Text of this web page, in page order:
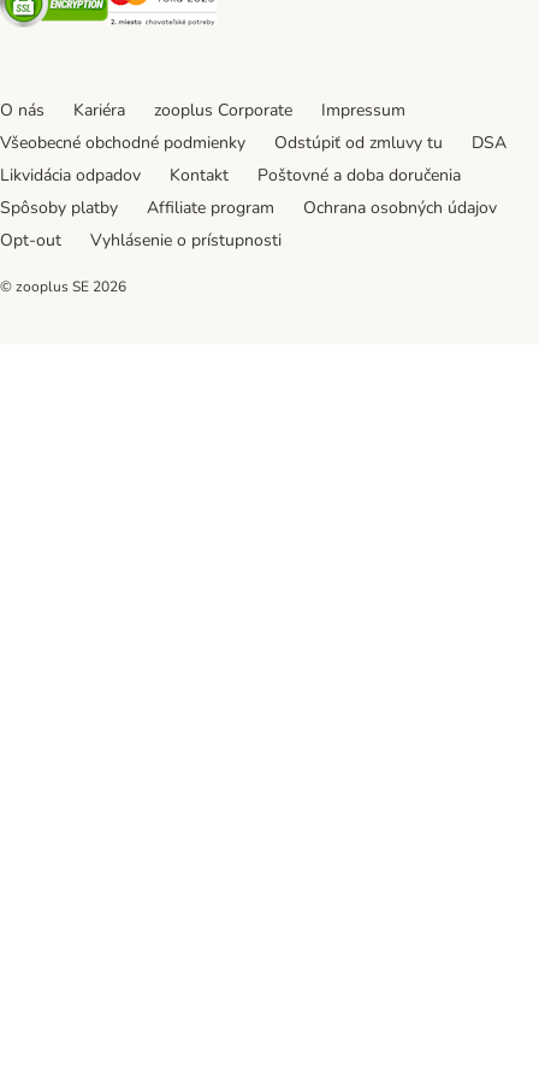
O nás Kariéra zooplus Corporate
Impressum
Všeobecné obchodné podmienky
Odstúpiť od zmluvy tu
DSA
Likvidácia odpadov
Kontakt
Poštovné a doba doručenia
Spôsoby platby
Affiliate program
Ochrana osobných údajov
Opt-out
Vyhlásenie o prístupnosti
© zooplus SE 2026